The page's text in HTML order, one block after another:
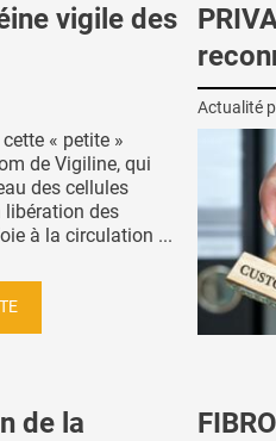
vigile des
« petite »
de Vigiline, qui
des cellules
libération des
à la circulation ...
Actualité
de la